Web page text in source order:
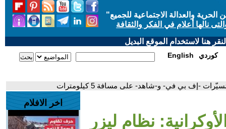
والعدالة الاجتماعية للجميع"
نالها أعلام في الفكر والثقافة
هنا لاستخدام الموقع البديل
English كوردي
-إف بي في- و-شاهد- على مسافة 5 كيلومترات
نظام ليزر
اخر الافلام